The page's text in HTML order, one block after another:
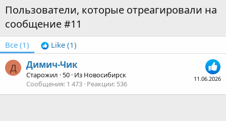
Пользователи, которые отреагировали на
сообщение #11
Все (1) Like (1)
Д
11.06.2026
Димич-Чик
Старожил ·50 · Из Новосибирск
Сообщения 1 473 Реакции 536